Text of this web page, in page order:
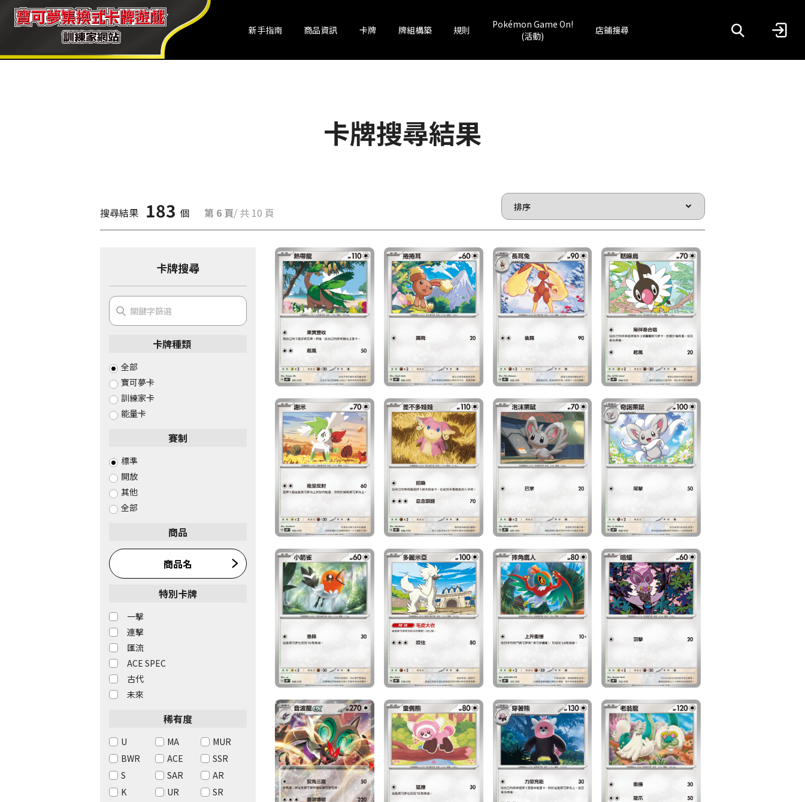
新手指南 商品資訊 卡牌 牌組構築 規則
Pokémon Game On!
(活動)
店鋪搜尋
卡牌搜尋結果
搜尋結果 183 個 第 6 頁/ 共 10 頁
卡牌搜尋
卡牌種類
全部
寶可夢卡
訓練家卡
能量卡
賽制
標準
開放
其他
全部
商品
商品名
特別卡牌
一擊
連擊
匯流
ACE SPEC
古代
未來
稀有度
U MA
MUR
BWR
ACE
SSR
S
SAR
AR
K
UR
SR